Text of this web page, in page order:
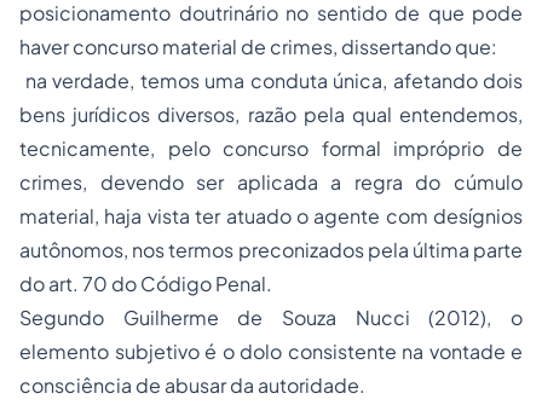
posicionamento doutrinário no sentido de que pode
haver concurso material de crimes, dissertando que:
na verdade, temos uma conduta única, afetando dois
bens jurídicos diversos, razão pela qual entendemos,
tecnicamente, pelo concurso formal impróprio de
crimes, devendo ser aplicada a regra do cúmulo
material, haja vista ter atuado o agente com desígnios
autônomos, nos termos preconizados pela última parte
do art. 70 do Código Penal.
Segundo Guilherme de Souza Nucci (2012), o
elemento subjetivo é o dolo consistente na vontade e
consciência de abusar da autoridade.